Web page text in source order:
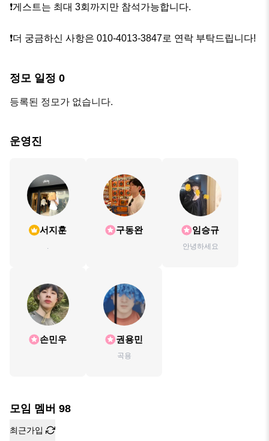
❗️게스트는 최대 3회까지만 참석가능합니다.
❗️더 궁금하신 사항은 010-4013-3847로 연락 부탁드립니다!
정모 일정 0
등록된 정모가 없습니다.
운영진
서지훈
.
구동완 임승규
안녕하세요
손민우 권용민
곡용
모임 멤버 98
최근가입